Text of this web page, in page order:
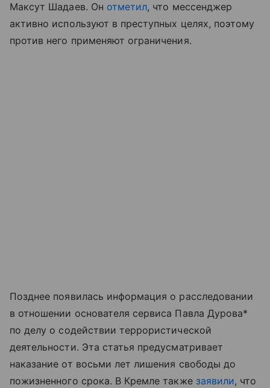
Максут Шадаев. Он отметил, что мессенджер
активно используют в преступных целях, поэтому
против него применяют ограничения.
Позднее появилась информация о расследовании
в отношении основателя сервиса Павла Дурова*
по делу о содействии террористической
деятельности. Эта статья предусматривает
наказание от восьми лет лишения свободы до
пожизненного срока. В Кремле также заявили, что